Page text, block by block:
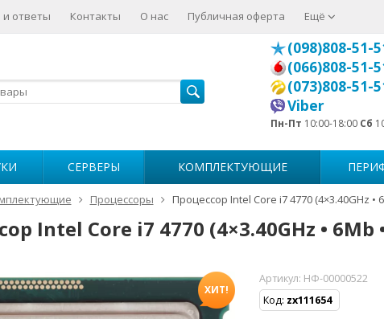
ответы Контакты О нас Публичная оферта Ещё
(098)808-51-
(066)808-51-
(073)808-51-
Viber
Пн-Пт 10:00-18:00 Сб
СЕРВЕРЫ КОМПЛЕКТУЮЩИЕ
Процессоры Процессор Intel Core i7 4770 (4×3.40GHz •
Intel Core i7 4770 (4×3.40GHz • 6Mb
ХИТ!
Артикул: НФ-00000522
Код: zx111654